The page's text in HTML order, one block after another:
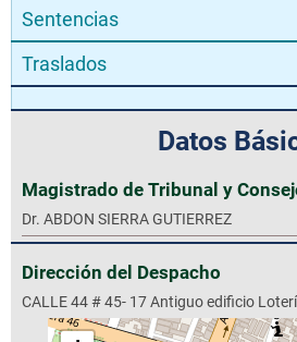
Sentencias
Traslados
Datos
Magistrado de Tribunal y
Dr. ABDON SIERRA GUTIERREZ
Dirección del Despacho
CALLE 44 # 45- 17 Antiguo edificio